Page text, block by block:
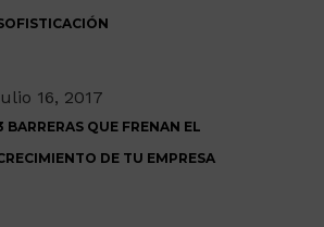
16, 2017
BARRERAS QUE FRENAN EL
DE TU EMPRESA